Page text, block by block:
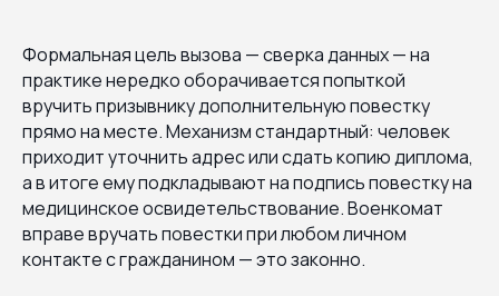
Формальная цель вызова — сверка данных — на
практике нередко оборачивается попыткой
вручить призывнику дополнительную повестку
прямо на месте. Механизм стандартный: человек
приходит уточнить адрес или сдать копию диплома,
а в итоге ему подкладывают на подпись повестку на
медицинское освидетельствование. Военкомат
вправе вручать повестки при любом личном
контакте с гражданином — это законно.